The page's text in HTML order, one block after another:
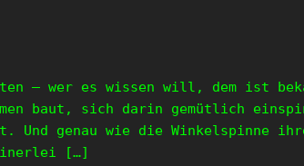
– wer es wissen will, dem ist
baut, sich darin gemütlich
Und genau wie die Winkelspinne
[…]